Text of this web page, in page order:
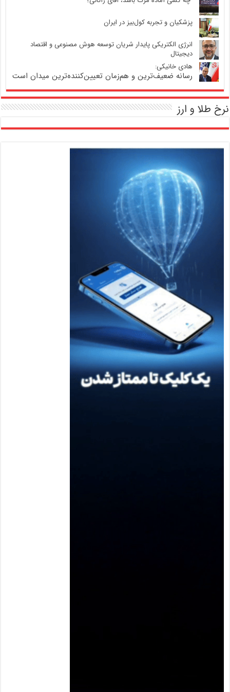
پزشکیان و تجربه کول‌بیز در ایران
انرژی الکتریکی پایدار شریان توسعه هوش مصنوعی و اقتصاد
دیجیتال
هادی خانیکی:
رسانه ضعیف‌ترین و هم‌زمان تعیین‌کننده‌ترین میدان است
نرخ طلا و ارز